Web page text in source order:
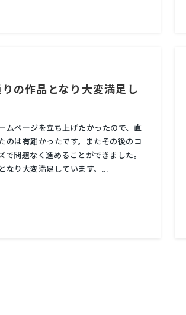
の作品となり大変満足し
ムページを立ち上げたかったので、直
のは有難かったです。またその後のコ
で問題なく進めることができました。
なり大変満足しています。...